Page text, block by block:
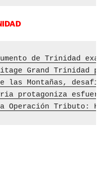
de Trinidad
Grand Trinidad
las Montañas,
protagoniza esfuerzo
Operación Tributo: